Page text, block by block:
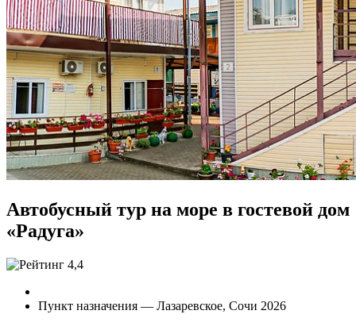
Автобусный тур на море в гостевой дом
«Радуга»
4,4
Пункт назначения — Лазаревское, Сочи 2026